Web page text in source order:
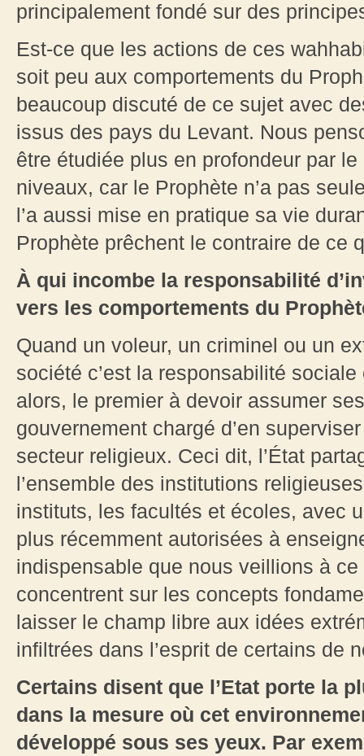
principalement fondé sur des
Est-ce que les actions de ces
soit peu aux comportements du
beaucoup discuté de ce sujet avec
issus des pays du Levant. Nous
être étudiée plus en profondeur par
niveaux, car le Prophète n’a pas
l’a aussi mise en pratique sa vie
Prophète prêchent le contraire de ce
À qui incombe la responsabilité
vers les comportements du
Quand un voleur, un criminel ou un
société c’est la responsabilité
alors, le premier à devoir assumer
gouvernement chargé d’en
secteur religieux. Ceci dit, l’État
l’ensemble des institutions
instituts, les facultés et écoles, avec
plus récemment autorisées à
indispensable que nous veillions à
concentrent sur les concepts
laisser le champ libre aux idées
infiltrées dans l’esprit de certains de
Certains disent que l’Etat porte la
dans la mesure où cet
développé sous ses yeux. Par